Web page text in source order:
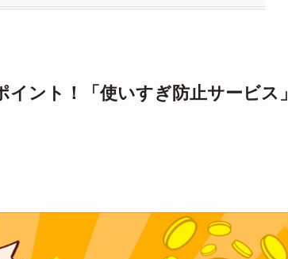
ント！「使いすぎ防止サービス」